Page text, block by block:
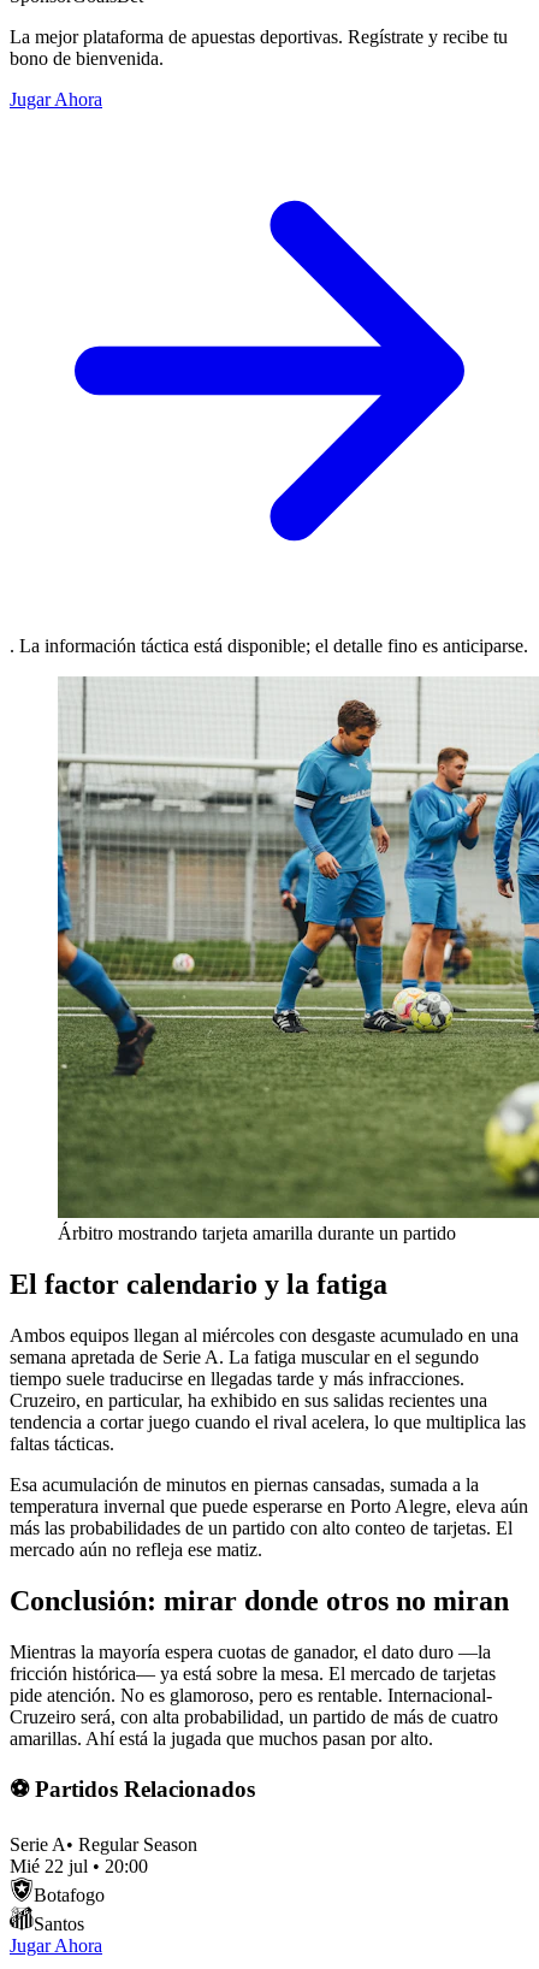
La mejor plataforma de apuestas deportivas. Regístrate y recibe tu
bono de bienvenida.
Jugar Ahora
. La información táctica está disponible; el detalle fino es anticiparse.
Árbitro mostrando tarjeta amarilla durante un partido
El factor calendario y la fatiga
Ambos equipos llegan al miércoles con desgaste acumulado en una
semana apretada de Serie A. La fatiga muscular en el segundo
tiempo suele traducirse en llegadas tarde y más infracciones.
Cruzeiro, en particular, ha exhibido en sus salidas recientes una
tendencia a cortar juego cuando el rival acelera, lo que multiplica las
faltas tácticas.
Esa acumulación de minutos en piernas cansadas, sumada a la
temperatura invernal que puede esperarse en Porto Alegre, eleva aún
más las probabilidades de un partido con alto conteo de tarjetas. El
mercado aún no refleja ese matiz.
Conclusión: mirar donde otros no miran
Mientras la mayoría espera cuotas de ganador, el dato duro —la
fricción histórica— ya está sobre la mesa. El mercado de tarjetas
pide atención. No es glamoroso, pero es rentable. Internacional-
Cruzeiro será, con alta probabilidad, un partido de más de cuatro
amarillas. Ahí está la jugada que muchos pasan por alto.
⚽ Partidos Relacionados
Serie A• Regular Season
Mié 22 jul • 20:00
Botafogo
Santos
Jugar Ahora